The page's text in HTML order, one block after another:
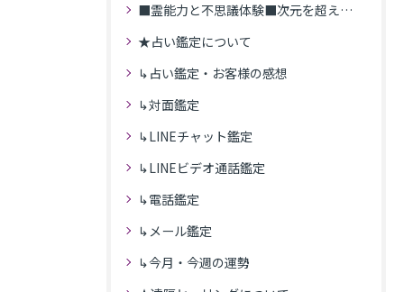
■霊能力と不思議体験■次元を超えた体験
★占い鑑定について
↳占い鑑定・お客様の感想
↳対面鑑定
↳LINEチャット鑑定
↳LINEビデオ通話鑑定
↳電話鑑定
↳メール鑑定
↳今月・今週の運勢